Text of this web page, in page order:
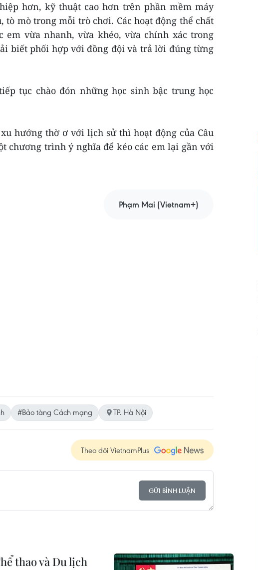
hơn, kỹ thuật cao hơn trên phần mềm máy
mò trong mỗi trò chơi. Các hoạt động thể chất
em vừa nhanh, vừa khéo, vừa chính xác trong
biết phối hợp với đồng đội và trả lời đúng từng
tục chào đón những học sinh bậc trung học
hướng thờ ơ với lịch sử thì hoạt động của Câu
chương trình ý nghĩa để kéo các em lại gần với
Phạm Mai (Vietnam+)
#Bảo tàng Cách mạng TP. Hà Nội
Theo dõi VietnamPlus
GỬI BÌNH LUẬN
thao và Du lịch